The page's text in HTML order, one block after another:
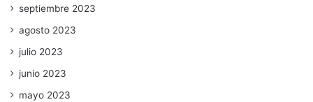
septiembre 2023
agosto 2023
julio 2023
junio 2023
mayo 2023